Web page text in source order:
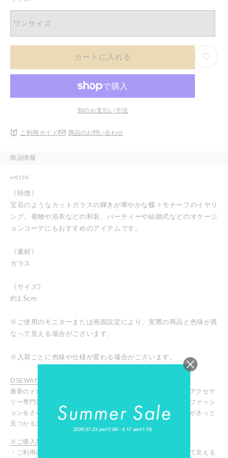
ワンサイズ
カートに入れる
別のお支払い方法
ご利用ガイド 商品のお問い合わせ
商品情報
er0159
《特徴》
宝石のようなカットガラスの輝きが華やかな蝶々モチーフのイヤリ
ング。着物や浴衣などの和装、パーティーや結婚式などのオケージ
ョンコーデにもおすすめのアイテムです。
《素材》
ガラス
《サイズ》
約1.5cm
※ご使用のモニターまたは画面設定により、実際の商品と色味が異
なって見える場合がございます。
※入荷ごとに色味や仕様が変わる場合がございます。
OSEWAYA / オセワヤ
最新のトレンドアイテムからマストなデイリーアイテムまで、アクセサ
リー専門店ならではの豊富な商品ラインナップ！お気に入りのファッシ
ョンをさらに引き立ててくれる、あなたにピッタリのアイテムがきっと
見つかるはず！
※ご購入前に必ずご確認ください
・ご利用のモニターや設定により、実際の商品と色味が異なって見える